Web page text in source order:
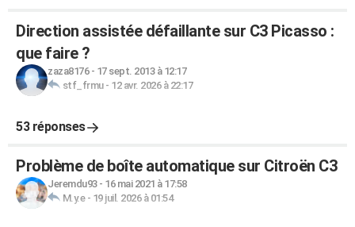
Direction assistée défaillante sur C3 Picasso :
que faire ?
zaza8176- 17 sept. 2013 à 12:17
stf_frmu- 12 avr. 2026 à 22:17
53 réponses
Problème de boîte automatique sur Citroën C3
Jeremdu93- 16 mai 2021 à 17:58
M.y.e- 19 juil. 2026 à 01:54